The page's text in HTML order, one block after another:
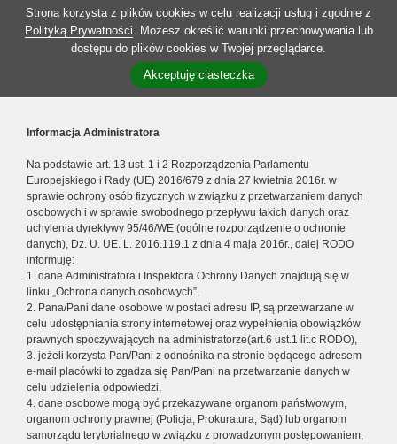
Strona korzysta z plików cookies w celu realizacji usług i zgodnie z
Polityką Prywatności. Możesz określić warunki przechowywania lub
dostępu do plików cookies w Twojej przeglądarce.
Akceptuję ciasteczka
Informacja Administratora
Na podstawie art. 13 ust. 1 i 2 Rozporządzenia Parlamentu
Europejskiego i Rady (UE) 2016/679 z dnia 27 kwietnia 2016r. w
sprawie ochrony osób fizycznych w związku z przetwarzaniem danych
osobowych i w sprawie swobodnego przepływu takich danych oraz
uchylenia dyrektywy 95/46/WE (ogólne rozporządzenie o ochronie
danych), Dz. U. UE. L. 2016.119.1 z dnia 4 maja 2016r., dalej RODO
informuję:
1. dane Administratora i Inspektora Ochrony Danych znajdują się w
linku „Ochrona danych osobowych”,
2. Pana/Pani dane osobowe w postaci adresu IP, są przetwarzane w
celu udostępniania strony internetowej oraz wypełnienia obowiązków
prawnych spoczywających na administratorze(art.6 ust.1 lit.c RODO),
3. jeżeli korzysta Pan/Pani z odnośnika na stronie będącego adresem
e-mail placówki to zgadza się Pan/Pani na przetwarzanie danych w
celu udzielenia odpowiedzi,
4. dane osobowe mogą być przekazywane organom państwowym,
organom ochrony prawnej (Policja, Prokuratura, Sąd) lub organom
samorządu terytorialnego w związku z prowadzonym postępowaniem,